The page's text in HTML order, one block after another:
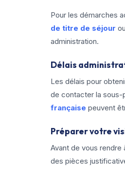
Pour les démarches
de titre de séjour
administration.
Délais
Les délais pour
de contacter la sous-
française peuvent
Préparer votre
Avant de vous
des pièces